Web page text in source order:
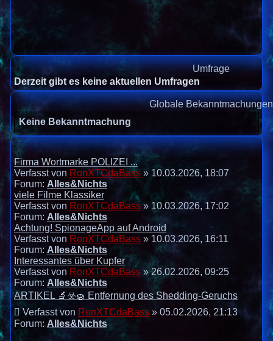
Umfrage
Derzeit gibt es keine aktuellen Umfragen
Globale Bekanntmachungen
Keine Bekanntmachung
Firma Wortmarke POLIZEI ...
Verfasst von RonXTCdaBass » 10.03.2026, 18:07
Forum: Alles&Nichts
viele Filme Klassiker
Verfasst von RonXTCdaBass » 10.03.2026, 17:02
Forum: Alles&Nichts
Achtung! SpionageApp auf Android
Verfasst von RonXTCdaBass » 10.03.2026, 16:11
Forum: Alles&Nichts
Interessantes über Kupfer
Verfasst von RonXTCdaBass » 26.02.2026, 09:25
Forum: Alles&Nichts
ARTIKEL 🔬☣️🧽 Entfernung des Shedding-Geruchs
Verfasst von RonXTCdaBass » 05.02.2026, 21:13
Forum: Alles&Nichts